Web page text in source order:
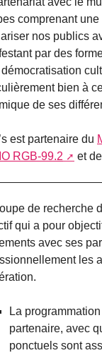
comprenant
nos publics
par des
bien à
de ses
est partenaire du
RGB-99.2
et
de recherche
qui a pour
avec ses
les
La
partenaire, avec
ponctuels sont